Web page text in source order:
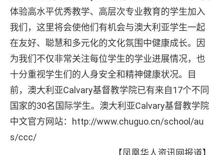
体验高水平优秀教学、高层次专业教育的学生加入
我们，这里将会使他们有机会与澳大利亚学生一起
在友好、聪慧和多元化的文化氛围中健康成长。因
为我们不仅非常关注每位学生的学业进展情况，也
十分重视学生们的人身安全和精神健康状况。目
前，澳大利亚Calvary基督教学院已有来自17个不同
国家的30名国际学生。澳大利亚Calvary基督教学院
中文官方网站： http://www.chuguo.cn/school/au
s/ccc/
【凤凰华人资讯网报道】